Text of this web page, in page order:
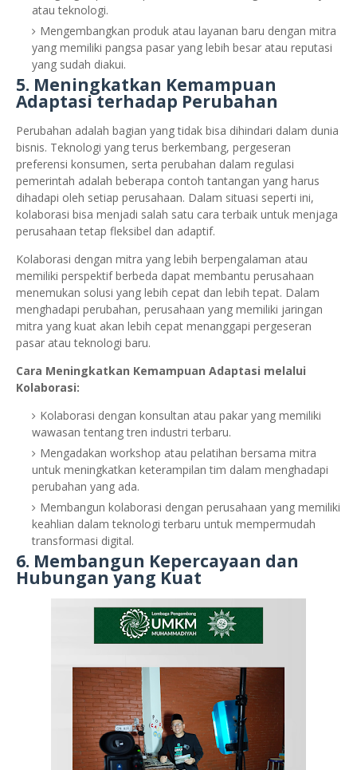
atau teknologi.
Mengembangkan produk atau layanan baru dengan mitra
yang memiliki pangsa pasar yang lebih besar atau reputasi
yang sudah diakui.
5. Meningkatkan Kemampuan
Adaptasi terhadap Perubahan
Perubahan adalah bagian yang tidak bisa dihindari dalam dunia
bisnis. Teknologi yang terus berkembang, pergeseran
preferensi konsumen, serta perubahan dalam regulasi
pemerintah adalah beberapa contoh tantangan yang harus
dihadapi oleh setiap perusahaan. Dalam situasi seperti ini,
kolaborasi bisa menjadi salah satu cara terbaik untuk menjaga
perusahaan tetap fleksibel dan adaptif.
Kolaborasi dengan mitra yang lebih berpengalaman atau
memiliki perspektif berbeda dapat membantu perusahaan
menemukan solusi yang lebih cepat dan lebih tepat. Dalam
menghadapi perubahan, perusahaan yang memiliki jaringan
mitra yang kuat akan lebih cepat menanggapi pergeseran
pasar atau teknologi baru.
Cara Meningkatkan Kemampuan Adaptasi melalui
Kolaborasi:
Kolaborasi dengan konsultan atau pakar yang memiliki
wawasan tentang tren industri terbaru.
Mengadakan workshop atau pelatihan bersama mitra
untuk meningkatkan keterampilan tim dalam menghadapi
perubahan yang ada.
Membangun kolaborasi dengan perusahaan yang memiliki
keahlian dalam teknologi terbaru untuk mempermudah
transformasi digital.
6. Membangun Kepercayaan dan
Hubungan yang Kuat